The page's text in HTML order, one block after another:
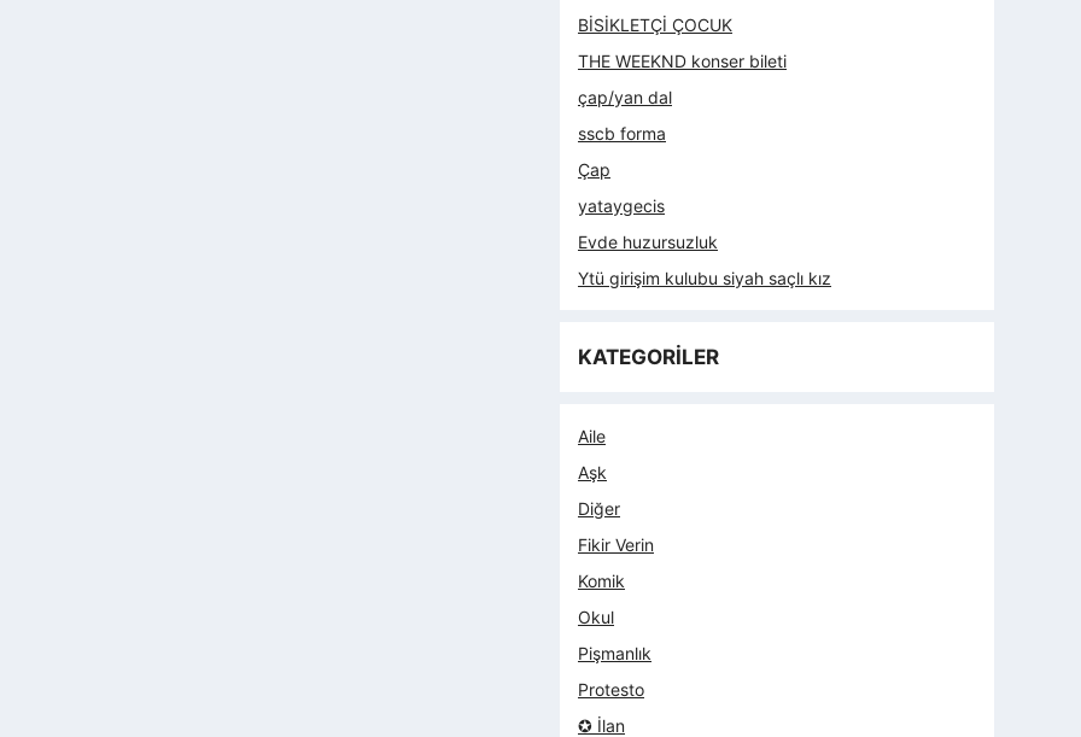
BİSİKLETÇİ ÇOCUK
THE WEEKND konser bileti
çap/yan dal
sscb forma
Çap
yataygecis
Evde huzursuzluk
Ytü girişim kulubu siyah saçlı kız
KATEGORİLER
Aile
Aşk
Diğer
Fikir Verin
Komik
Okul
Pişmanlık
Protesto
✪ İlan